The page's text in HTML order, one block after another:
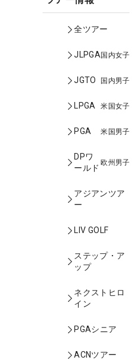
全ツアー
JLPGA国内女子
JGTO 国内男子
LPGA 米国女子
PGA 米国男子
DPワ
ールド
欧州男子
アジアンツア
ー
LIV GOLF
ステップ・ア
ップ
ネクストヒロ
イン
PGAシニア
ACNツアー